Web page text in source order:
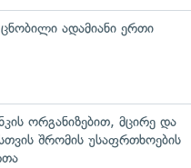
ცნობილი ადამიანი ერთი
ორგანიზებით, მცირე და
შრომის უსაფრთხოების